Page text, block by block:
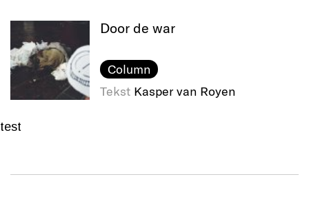
Door de war
Column
Tekst Kasper van Royen
test